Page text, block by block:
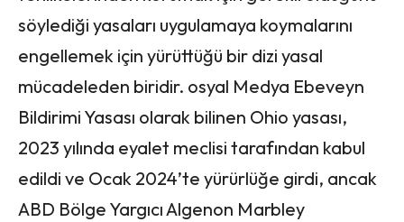
söylediği yasaları uygulamaya koymalarını
engellemek için yürüttüğü bir dizi yasal
mücadeleden biridir. osyal Medya Ebeveyn
Bildirimi Yasası olarak bilinen Ohio yasası,
2023 yılında eyalet meclisi tarafından kabul
edildi ve Ocak 2024’te yürürlüğe girdi, ancak
ABD Bölge Yargıcı Algenon Marbley